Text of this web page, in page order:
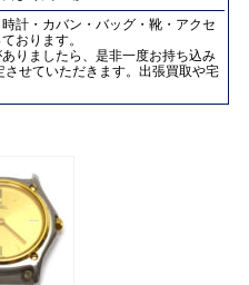
計・カバン・バッグ・靴・アクセ
おります。
りましたら、是非一度お持ち込み
せていただきます。出張買取や宅